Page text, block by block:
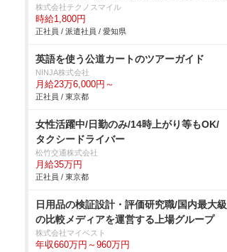
株式会社テクノスマイル
時給1,800円
正社員 / 派遣社員 / 愛知県
英語を使う公道カートのツアーガイド
NINJA株式会社
月給23万6,000円～
正社員 / 東京都
女性活躍中/日勤のみ/14時上がり等もOK/
タクシードライバー
松竹交通株式会社
月給35万円
正社員 / 東京都
日用品の検証設計・評価研究職/国内最大級
の比較メディアを運営する上場グループ
株式会社マイベスト
年収660万円～960万円